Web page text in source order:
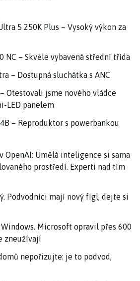
5 250K Plus – Vysoký výkon za
NC – Skvěle vybavená střední třída
– Dostupná sluchátka s ANC
– Otestovali jsme nového vládce
LED panelem
– Reproduktor s powerbankou
OpenAI: Umělá inteligence si sama
prostředí. Experti nad tím
Podvodníci mají nový fígl, dejte si
Microsoft opravil přes 600
zneužívají
nepořizujte: je to podvod,